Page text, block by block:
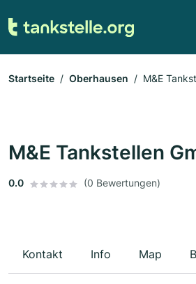
Startseite Oberhausen M&E
M&E Tankstellen
0.0 (0 Bewertungen)
Kontakt Info Map